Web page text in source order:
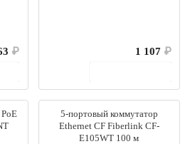
₽ 1 107 ₽
5-портовый коммутатор
Ethernet CF Fiberlink CF-
E105WT 100 м